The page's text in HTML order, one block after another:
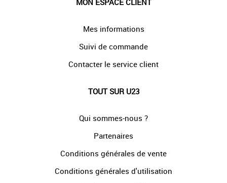
MON ESPACE CLIENT
Mes informations
Suivi de commande
Contacter le service client
TOUT SUR U23
Qui sommes-nous ?
Partenaires
Conditions générales de vente
Conditions générales d'utilisation